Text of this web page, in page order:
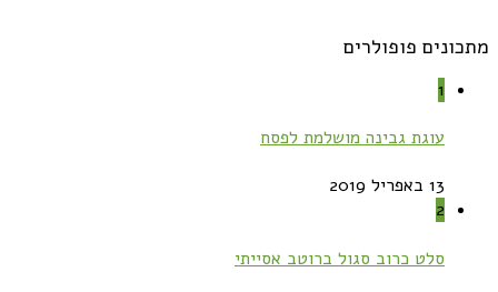
מתכונים פופולרים
1
עוגת גבינה מושלמת לפסח
13 באפריל 2019
2
סלט כרוב סגול ברוטב אסייתי